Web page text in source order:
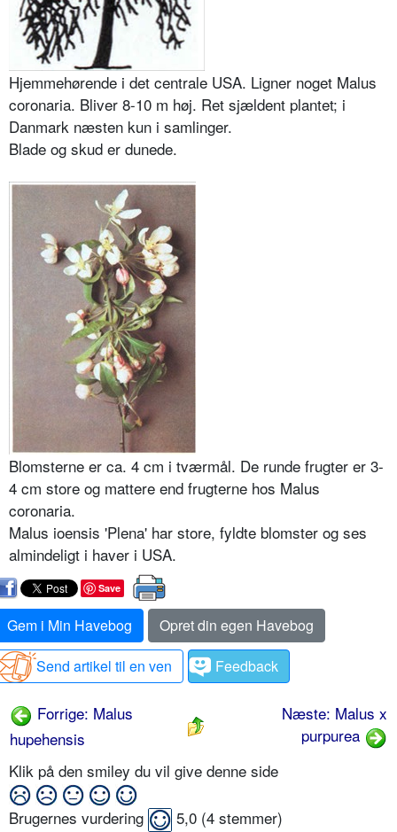
Hjemmehørende i det centrale USA. Ligner noget Malus
coronaria. Bliver 8-10 m høj. Ret sjældent plantet; i
Danmark næsten kun i samlinger.
Blade og skud er dunede.
Blomsterne er ca. 4 cm i tværmål. De runde frugter er 3-
4 cm store og mattere end frugterne hos Malus
coronaria.
Malus ioensis 'Plena' har store, fyldte blomster og ses
almindeligt i haver i USA.
Save
Gem i Min Havebog
Opret din egen Havebog
Send artikel til en ven
Feedback
Forrige: Malus
hupehensis
Næste: Malus x
purpurea
Klik på den smiley du vil give denne side
Brugernes vurdering 5,0 (4 stemmer)